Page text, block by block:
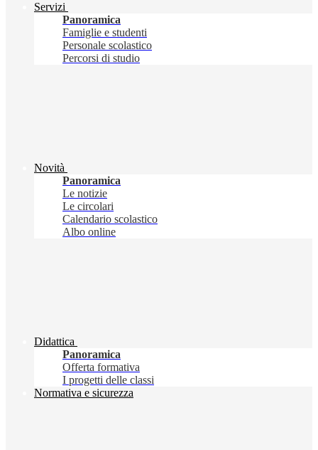
Servizi
Panoramica
Famiglie e studenti
Personale scolastico
Percorsi di studio
Novità
Panoramica
Le notizie
Le circolari
Calendario scolastico
Albo online
Didattica
Panoramica
Offerta formativa
I progetti delle classi
Normativa e sicurezza